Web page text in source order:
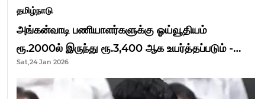
தமிழ்நாடு
அங்கன்வாடி பணியாளர்களுக்கு ஓய்வூதியம்
ரூ.2000ல் இருந்து ரூ.3,400 ஆக உயர்த்தப்படும் -
முதல்வர் மு.க.ஸ்டாலின்..!
Sat,24 Jan 2026